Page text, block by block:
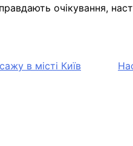
очікування,
в місті Київ